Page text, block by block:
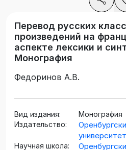
Перевод русских
произведений на
аспекте лексики и
Монография
Федоринов А.В.
Вид издания:
Монография
Издательство:
Научная школа: